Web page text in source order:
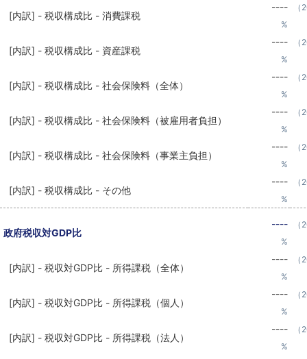
[内訳] - 税収構成比 - 消費課税
----
%
[内訳] - 税収構成比 - 資産課税
----
%
[内訳] - 税収構成比 - 社会保険料（全体）
----
%
[内訳] - 税収構成比 - 社会保険料（被雇用者負担）
----
%
[内訳] - 税収構成比 - 社会保険料（事業主負担）
----
%
[内訳] - 税収構成比 - その他
----
%
政府税収対GDP比
----
%
[内訳] - 税収対GDP比 - 所得課税（全体）
----
%
[内訳] - 税収対GDP比 - 所得課税（個人）
----
%
[内訳] - 税収対GDP比 - 所得課税（法人）
----
%